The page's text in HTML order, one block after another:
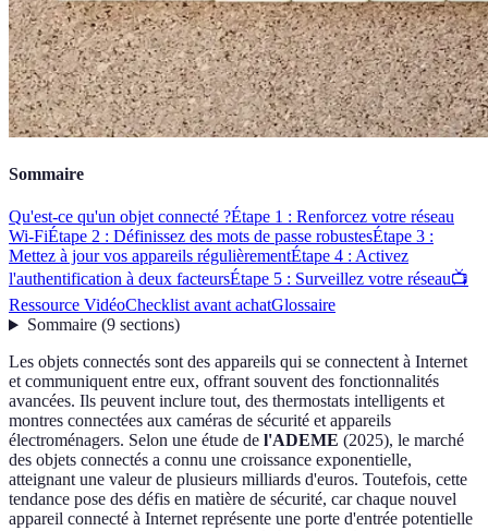
Sommaire
Qu'est-ce qu'un objet connecté ?Étape 1 : Renforcez votre réseau
Wi-FiÉtape 2 : Définissez des mots de passe robustesÉtape 3 :
Mettez à jour vos appareils régulièrementÉtape 4 : Activez
l'authentification à deux facteursÉtape 5 : Surveillez votre réseau📺
Ressource VidéoChecklist avant achatGlossaire
Sommaire(9 sections)
Les objets connectés sont des appareils qui se connectent à Internet
et communiquent entre eux, offrant souvent des fonctionnalités
avancées. Ils peuvent inclure tout, des thermostats intelligents et
montres connectées aux caméras de sécurité et appareils
électroménagers. Selon une étude de l'ADEME (2025), le marché
des objets connectés a connu une croissance exponentielle,
atteignant une valeur de plusieurs milliards d'euros. Toutefois, cette
tendance pose des défis en matière de sécurité, car chaque nouvel
appareil connecté à Internet représente une porte d'entrée potentielle